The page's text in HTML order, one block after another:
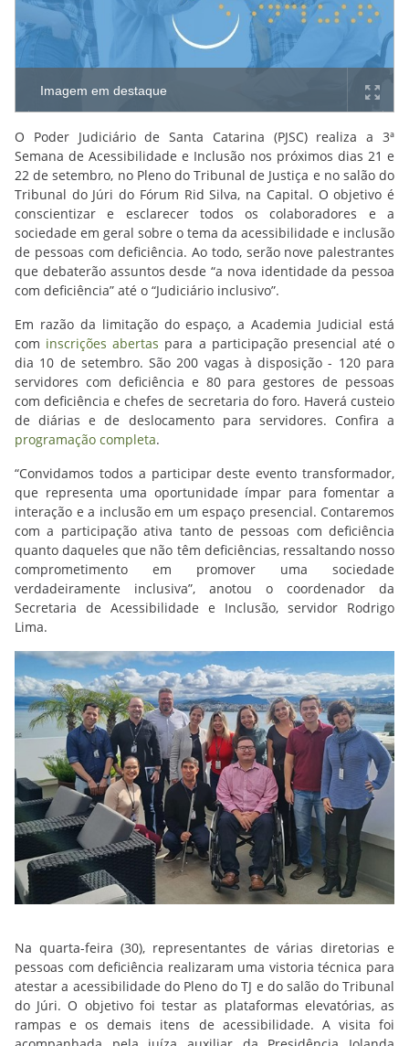
Imagem em destaque
O Poder Judiciário de Santa Catarina (PJSC) realiza a 3ª
Semana de Acessibilidade e Inclusão nos próximos dias 21 e
22 de setembro, no Pleno do Tribunal de Justiça e no salão do
Tribunal do Júri do Fórum Rid Silva, na Capital. O objetivo é
conscientizar e esclarecer todos os colaboradores e a
sociedade em geral sobre o tema da acessibilidade e inclusão
de pessoas com deficiência. Ao todo, serão nove palestrantes
que debaterão assuntos desde “a nova identidade da pessoa
com deficiência” até o “Judiciário inclusivo”.
Em razão da limitação do espaço, a Academia Judicial está
com inscrições abertas para a participação presencial até o
dia 10 de setembro. São 200 vagas à disposição - 120 para
servidores com deficiência e 80 para gestores de pessoas
com deficiência e chefes de secretaria do foro. Haverá custeio
de diárias e de deslocamento para servidores. Confira a
programação completa.
“Convidamos todos a participar deste evento transformador,
que representa uma oportunidade ímpar para fomentar a
interação e a inclusão em um espaço presencial. Contaremos
com a participação ativa tanto de pessoas com deficiência
quanto daqueles que não têm deficiências, ressaltando nosso
comprometimento em promover uma sociedade
verdadeiramente inclusiva”, anotou o coordenador da
Secretaria de Acessibilidade e Inclusão, servidor Rodrigo
Lima.
Na quarta-feira (30), representantes de várias diretorias e
pessoas com deficiência realizaram uma vistoria técnica para
atestar a acessibilidade do Pleno do TJ e do salão do Tribunal
do Júri. O objetivo foi testar as plataformas elevatórias, as
rampas e os demais itens de acessibilidade. A visita foi